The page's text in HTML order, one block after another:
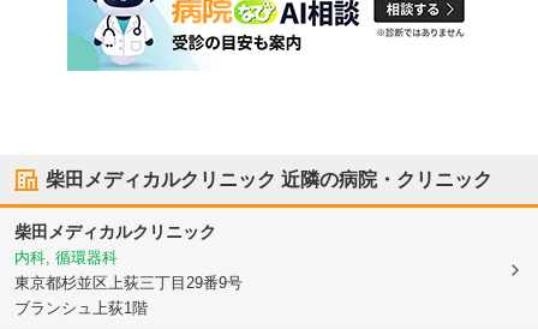
柴田メディカルクリニック 近隣の病院・クリニック
柴田メディカルクリニック
内科, 循環器科
東京都杉並区 上荻三丁目29番9号
ブランシュ上荻1階